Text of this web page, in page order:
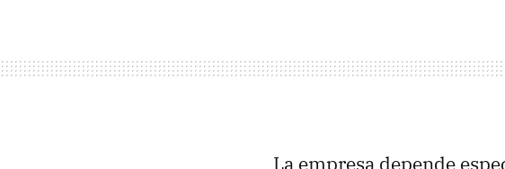
La empresa depende